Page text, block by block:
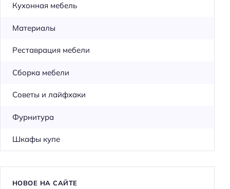
Кухонная мебель
Материалы
Реставрация мебели
Сборка мебели
Советы и лайфхаки
Фурнитура
Шкафы купе
НОВОЕ НА САЙТЕ